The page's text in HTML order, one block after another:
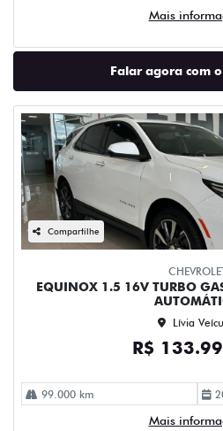
Mais
Falar agora com
Compartilhe
EQUINOX 1.5 16V TURBO
Lívia
R$
99.000 km
Mais